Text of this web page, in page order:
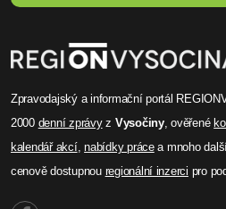
Zpravodajský a informační portál
2000 denní zprávyz Vysočiny, ověřené
kalendář akcí,nabídky prácea mnoho
cenově dostupnou regionální inzerci pro